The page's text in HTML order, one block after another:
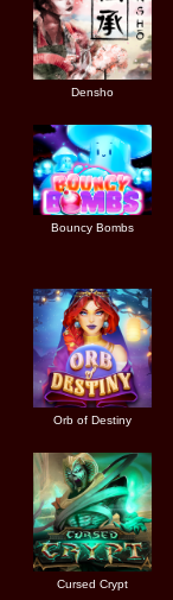
Densho
Bouncy Bombs
Orb of Destiny
Cursed Crypt